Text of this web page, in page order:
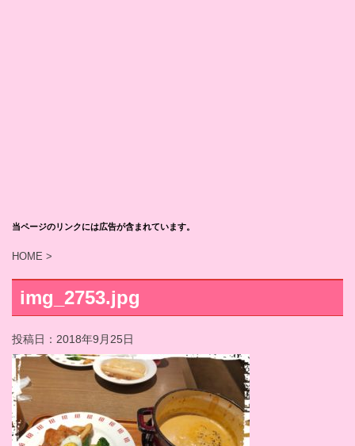
当ページのリンクには広告が含まれています。
HOME >
img_2753.jpg
投稿日： 2018年9月25日